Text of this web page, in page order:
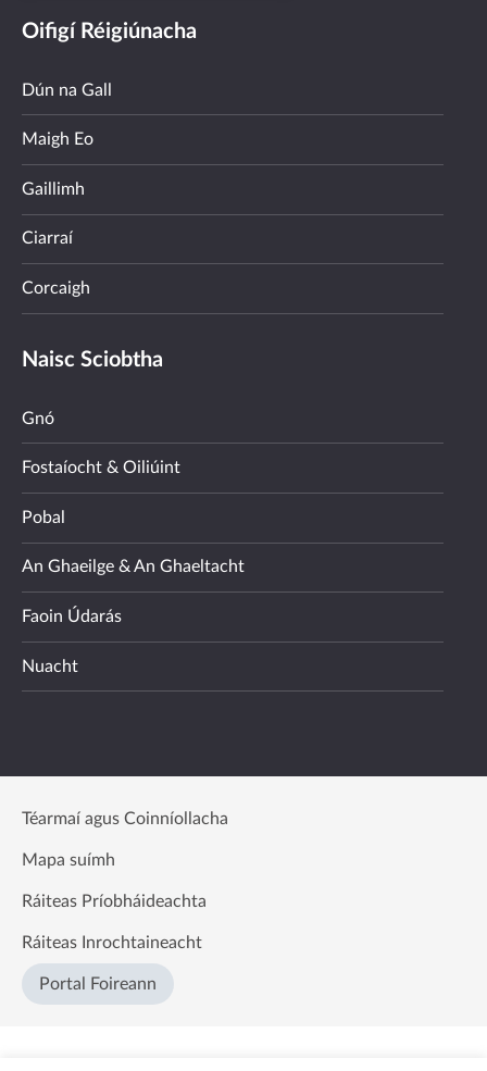
Oifigí Réigiúnacha
Dún na Gall
Maigh Eo
Gaillimh
Ciarraí
Corcaigh
Naisc Sciobtha
Gnó
Fostaíocht & Oiliúint
Pobal
An Ghaeilge & An Ghaeltacht
Faoin Údarás
Nuacht
Téarmaí agus Coinníollacha
Mapa suímh
Ráiteas Príobháideachta
Ráiteas Inrochtaineacht
Portal Foireann